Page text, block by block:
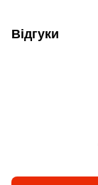
Відгуки